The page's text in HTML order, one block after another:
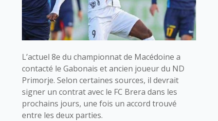
L’actuel 8e du championnat de Macédoine a
contacté le Gabonais et ancien joueur du ND
Primorje. Selon certaines sources, il devrait
signer un contrat avec le FC Brera dans les
prochains jours, une fois un accord trouvé
entre les deux parties.